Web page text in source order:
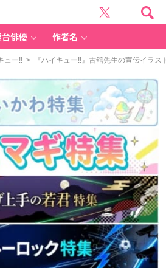
台俳優 作者名
ュー!! > 『ハイキュー!!』古舘先生の宣伝イラス